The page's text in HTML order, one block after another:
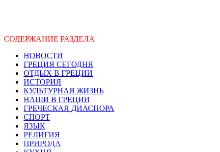
СОДЕРЖАНИЕ РАЗДЕЛА
НОВОСТИ
ГРЕЦИЯ СЕГОДНЯ
ОТДЫХ В ГРЕЦИИ
ИСТОРИЯ
КУЛЬТУРНАЯ ЖИЗНЬ
НАШИ В ГРЕЦИИ
ГРЕЧЕСКАЯ ДИАСПОРА
СПОРТ
ЯЗЫК
РЕЛИГИЯ
ПРИРОДА